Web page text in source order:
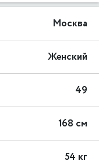
Москва
Женский
49
168 см
54 кг